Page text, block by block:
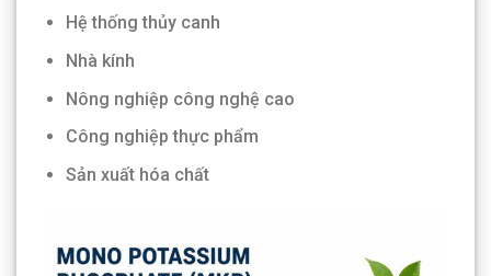
Hệ thống thủy canh
Nhà kính
Nông nghiệp công nghệ cao
Công nghiệp thực phẩm
Sản xuất hóa chất